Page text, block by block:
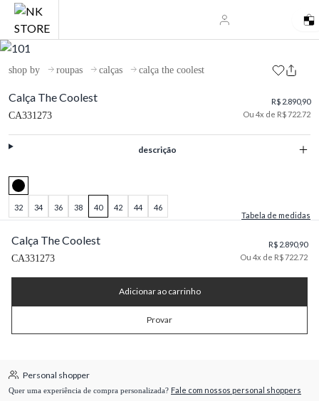
shop by roupas calças calça the coolest
Calça The Coolest
CA331273
R$ 2.890,90
Ou 4x de R$ 722.72
descrição
32 34 36 38 40 42 44
46
Tabela de medidas
Calça The Coolest
CA331273
R$ 2.890,90
Ou 4x de R$ 722.72
Adicionar ao carrinho
Provar
Personal shopper
Quer uma experiência de compra personalizada? Fale com nossos personal shoppers